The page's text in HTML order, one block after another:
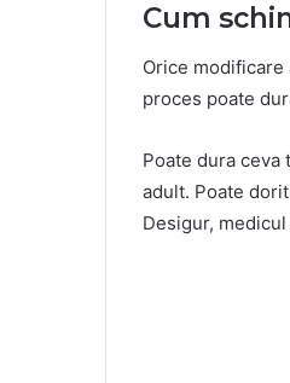
Cum
Orice
proces poate
Poate dura
adult. Poate
Desigur,